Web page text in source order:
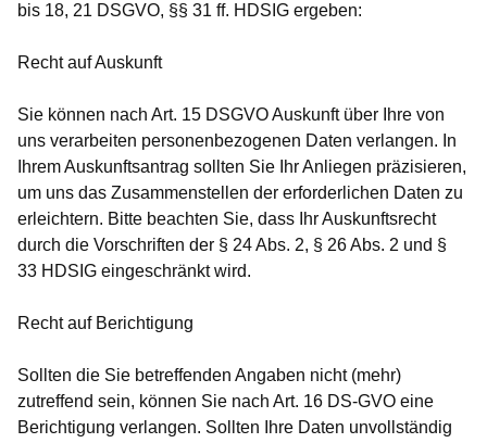
bis 18, 21 DSGVO, §§ 31 ff. HDSIG ergeben:
Recht auf Auskunft
Sie können nach Art. 15 DSGVO Auskunft über Ihre von
uns verarbeiten personenbezogenen Daten verlangen. In
Ihrem Auskunftsantrag sollten Sie Ihr Anliegen präzisieren,
um uns das Zusammenstellen der erforderlichen Daten zu
erleichtern. Bitte beachten Sie, dass Ihr Auskunftsrecht
durch die Vorschriften der § 24 Abs. 2, § 26 Abs. 2 und §
33 HDSIG eingeschränkt wird.
Recht auf Berichtigung
Sollten die Sie betreffenden Angaben nicht (mehr)
zutreffend sein, können Sie nach Art. 16 DS-GVO eine
Berichtigung verlangen. Sollten Ihre Daten unvollständig